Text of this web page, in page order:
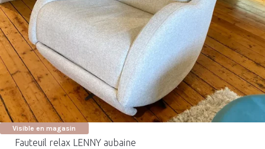
Visible en magasin
Fauteuil relax LENNY aubaine